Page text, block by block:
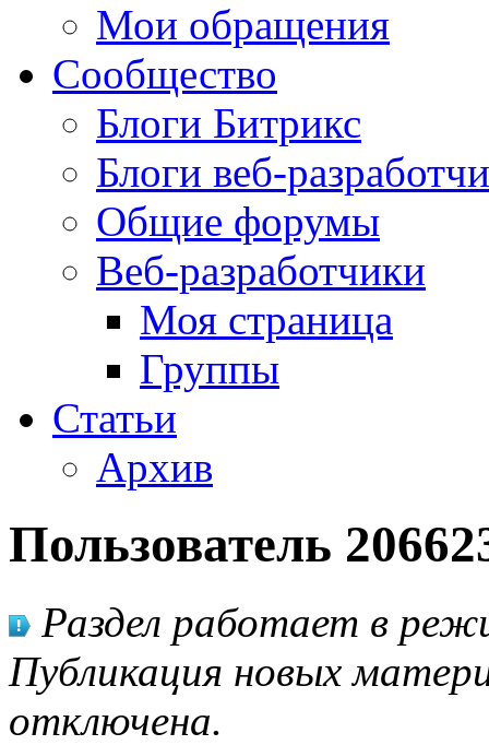
Мои обращения
Сообщество
Блоги Битрикс
Блоги веб-
Общие форумы
Веб-разработчики
Моя страница
Группы
Статьи
Архив
Пользователь
Раздел работает в
Публикация новых
отключена.